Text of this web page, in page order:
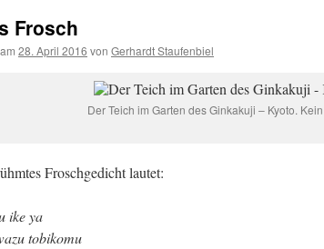
Frosch
28. April 2016 von Gerhardt Staufenbiel
Der Teich im Garten des Ginkakuji – Kyoto.
Froschgedicht lautet:
ike ya
tobikomu